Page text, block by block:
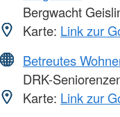
Bergwacht
Karte: Link zur
Betreutes
DRK-
Karte: Link zur